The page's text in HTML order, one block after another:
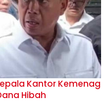
Kantor Kemenag
Hibah